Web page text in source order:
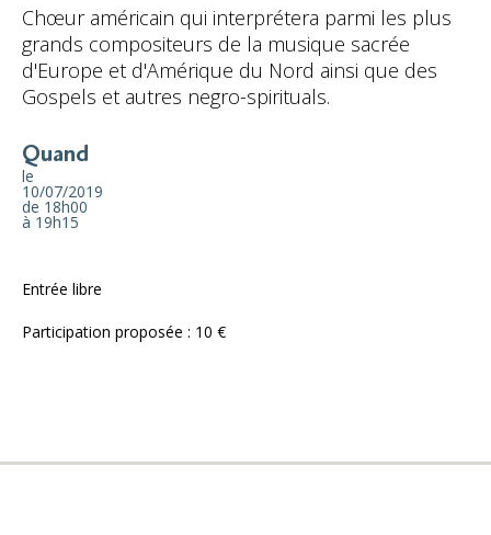
Chœur américain qui interprétera parmi les plus
grands compositeurs de la musique sacrée
d'Europe et d'Amérique du Nord ainsi que des
Gospels et autres negro-spirituals.
Quand
le
10/07/2019
de 18h00
à 19h15
Entrée libre
Participation proposée : 10 €